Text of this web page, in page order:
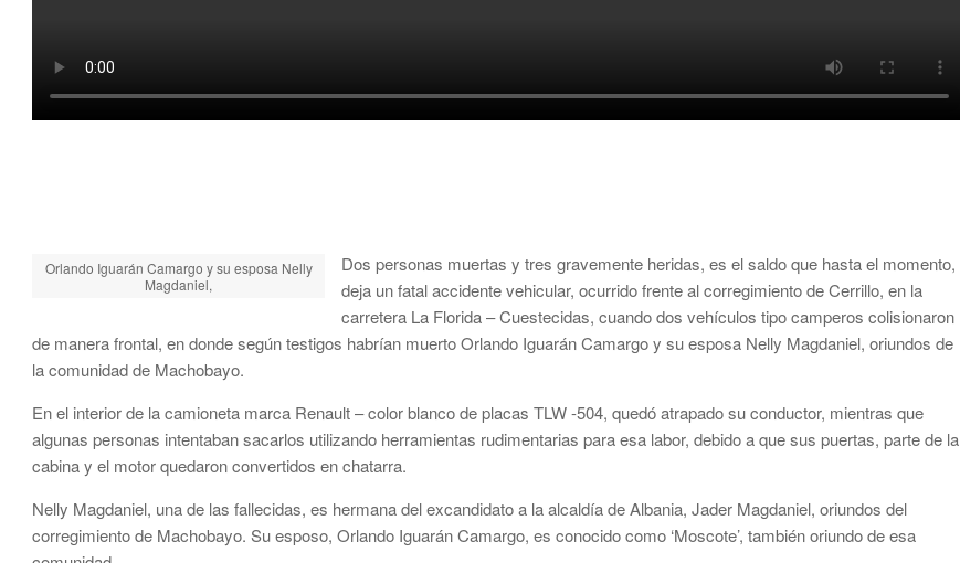
Orlando Iguarán Camargo y su esposa Nelly
Magdaniel,
Dos personas muertas y tres gravemente heridas, es el saldo que hasta el momento,
deja un fatal accidente vehicular, ocurrido frente al corregimiento de Cerrillo, en la
carretera La Florida – Cuestecidas, cuando dos vehículos tipo camperos colisionaron
de manera frontal, en donde según testigos habrían muerto Orlando Iguarán Camargo y su esposa Nelly Magdaniel, oriundos de
la comunidad de Machobayo.
En el interior de la camioneta marca Renault – color blanco de placas TLW -504, quedó atrapado su conductor, mientras que
algunas personas intentaban sacarlos utilizando herramientas rudimentarias para esa labor, debido a que sus puertas, parte de la
cabina y el motor quedaron convertidos en chatarra.
Nelly Magdaniel, una de las fallecidas, es hermana del excandidato a la alcaldía de Albania, Jader Magdaniel, oriundos del
corregimiento de Machobayo. Su esposo, Orlando Iguarán Camargo, es conocido como ‘Moscote’, también oriundo de esa